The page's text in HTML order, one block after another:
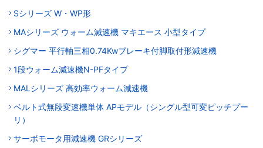
Sシリーズ W・WP形
MAシリーズ ウォーム減速機 マキエース 小型タイプ
シグマー 平行軸三相0.74Kwブレーキ付脚取付形減速機
1段ウォーム減速機N-PFタイプ
MALシリーズ 高効率ウォーム減速機
ベルト式無段変速機単体 APモデル（シングル型可変ピッチプー
リ）
サーボモータ用減速機 GRシリーズ